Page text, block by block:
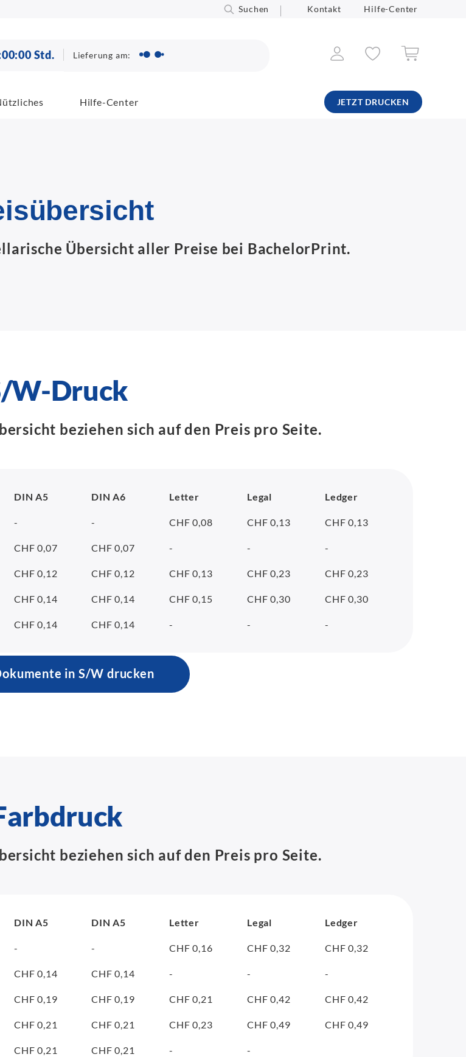
Suchen Kontakt Hilfe-Center
00:00 Std. Lieferung am:
Hilfe-Center JETZT DRUCKEN
Übersicht aller Preise bei BachelorPrint.
W-Druck
beziehen sich auf den Preis pro Seite.
DIN A5 DIN A6 Letter Legal Ledger
- - CHF 0,08 CHF 0,13 CHF 0,13
CHF 0,07 CHF 0,07 - - -
CHF 0,12 CHF 0,12 CHF 0,13 CHF 0,23 CHF 0,23
CHF 0,14 CHF 0,14 CHF 0,15 CHF 0,30 CHF 0,30
CHF 0,14 CHF 0,14 - - -
in S/W drucken
beziehen sich auf den Preis pro Seite.
DIN A5 DIN A5 Letter Legal Ledger
- - CHF 0,16 CHF 0,32 CHF 0,32
CHF 0,14 CHF 0,14 - - -
CHF 0,19 CHF 0,19 CHF 0,21 CHF 0,42 CHF 0,42
CHF 0,21 CHF 0,21 CHF 0,23 CHF 0,49 CHF 0,49
CHF 0,21 CHF 0,21 - -